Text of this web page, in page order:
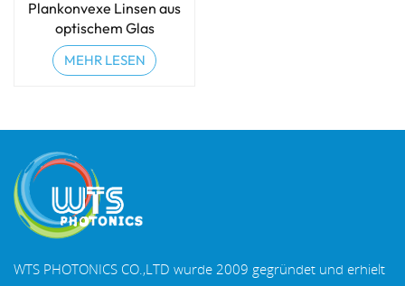
Plankonvexe Linsen aus
optischem Glas
MEHR LESEN
WTS PHOTONICS CO.,LTD wurde 2009 gegründet und erhielt